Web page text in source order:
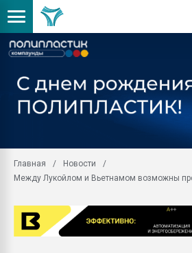
Главная
Новости
Между Лукойлом и Вьетнамом возможны